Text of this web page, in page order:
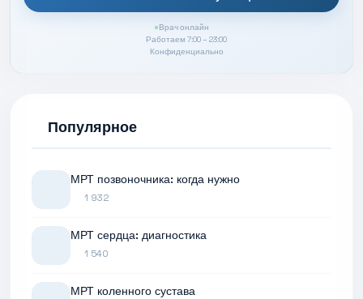
Врач онлайн
Работаем 7:00 – 23:00
Конфиденциально
Популярное
МРТ позвоночника: когда нужно
1 932
МРТ сердца: диагностика
1 540
МРТ коленного сустава